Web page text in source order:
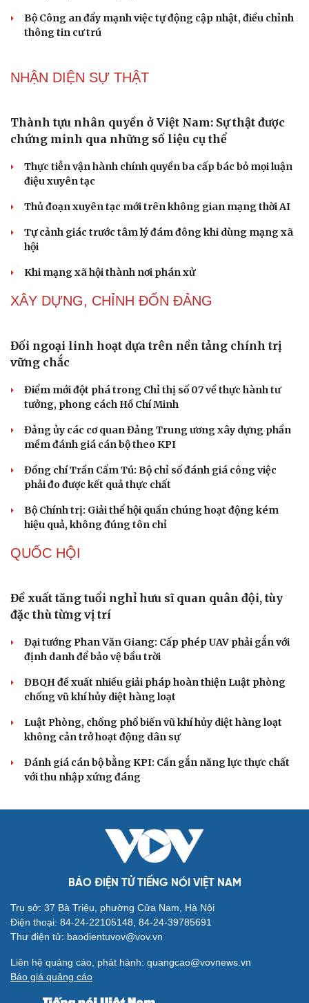
Tư vấn
Săn Tour
check-in
Câu chuyện thời sự
Đọc truyện đêm khuya
Cửa sổ tình yêu
Kể chuyện cho bé
Cải chính
Bộ Công an đẩy mạnh việc tự động cập nhật, điều chỉnh
thông tin cư trú
NHẬN DIỆN SỰ THẬT
Thành tựu nhân quyền ở Việt Nam: Sự thật được
Thủ đoạn xuyên tạc mới trên không gian mạng thời AI
Tự cảnh giác trước tâm lý đám đông khi dùng mạng xã
hội
XÂY DỰNG, CHỈNH ĐỐN ĐẢNG
Đối ngoại linh hoạt dựa trên nền tảng chính trị
vững chắc
tưởng, phong cách Hồ Chí Minh
mềm đánh giá cán bộ theo KPI
Đồng chí Trần Cẩm Tú: Bộ chỉ số đánh giá công việc
Bộ Chính trị: Giải thể hội quần chúng hoạt động kém
QUỐC HỘI
Đề xuất tăng tuổi nghỉ hưu sĩ quan quân đội, tùy
đặc thù từng vị trí
ĐBQH đề xuất nhiều giải pháp hoàn thiện Luật phòng
chống vũ khí hủy diệt hàng loạt
không cản trở hoạt động dân sự
Đánh giá cán bộ bằng KPI: Cần gắn năng lực thực chất
với thu nhập xứng đáng